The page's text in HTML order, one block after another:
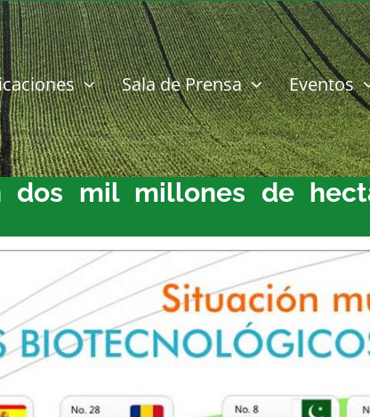
Sala de Prensa Eventos
dos mil millones de